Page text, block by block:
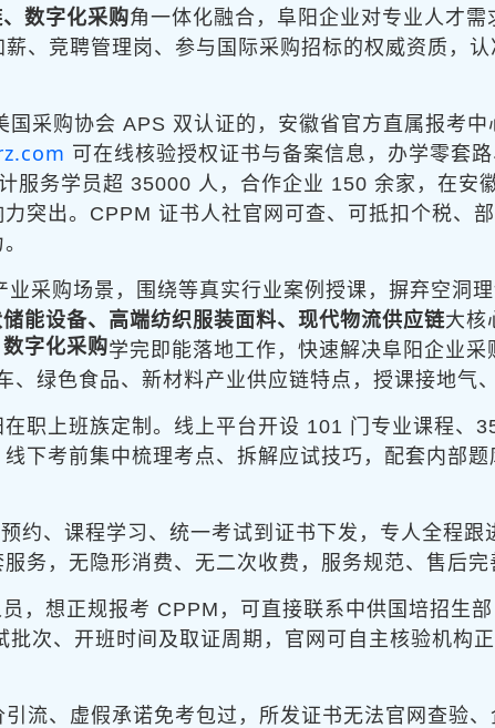
角一体化融合，阜阳企业对
数字化采购 专业人才需
、竞聘管理岗、参与国际采购招标的权威资质， 认
国采购协会 APS 双认证的 ，安徽省官方直属报考中
可在线核验授权证书与备案信息，办学零套
服务学员超 35000 人，合作企业 150 余家，在安
突出。CPPM 证书人社官网可查、可抵扣个税、
业采购场景，围绕
能设备、高端纺织服装面料、现代物流供应链
等真实行业案例授课，摒弃空洞
字化采购
大核
学完即能落地工作，快速解决阜阳企业采
绿色食品、新材料产业供应链特点，授课接地气、
职上班族定制。线上平台开设 101 门专业课程、
下考前集中梳理考点、拆解应试技巧，配套内部题
约、课程学习、统一考试到证书下发，专人全程跟
务，无隐形消费、无二次收费，服务规范、售后完
，想正规报考 CPPM，可直接联系中供国培招生部
次、开班时间及取证周期，官网可自主核验机构
流、虚假承诺免考包过，所发证书无法官网查验、